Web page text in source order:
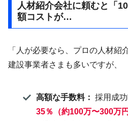
人材紹介会社に頼むと「
額コストが…
「人が必要なら、プロの人材紹
建設事業者さまも多いですが、
高額な手数料： 採用成功
35％（約100万〜300万円